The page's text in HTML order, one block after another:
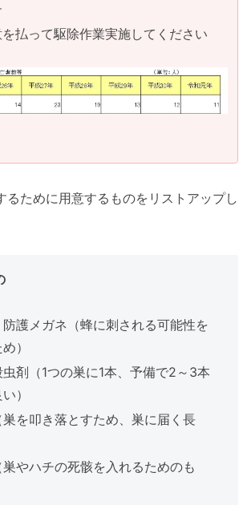
払って駆除作業実施してください
るために用意するものをリストアップし
防護メガネ（蜂に刺される可能性を
）
剤（1つの巣に1本、予備で2～3本
）
を叩き落とすため、巣に届く長
巣やハチの死骸を入れるためのも